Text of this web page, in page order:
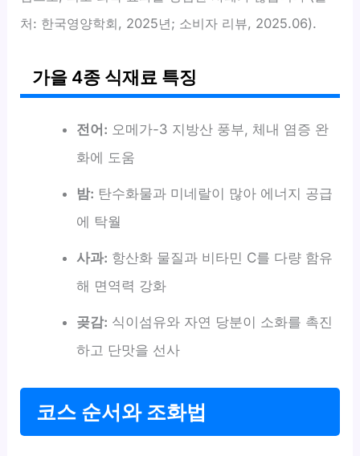
처: 한국영양학회, 2025년; 소비자 리뷰, 2025.06).
가을 4종 식재료 특징
전어: 오메가-3 지방산 풍부, 체내 염증 완
화에 도움
밤: 탄수화물과 미네랄이 많아 에너지 공급
에 탁월
사과: 항산화 물질과 비타민 C를 다량 함유
해 면역력 강화
곶감: 식이섬유와 자연 당분이 소화를 촉진
하고 단맛을 선사
코스 순서와 조화법